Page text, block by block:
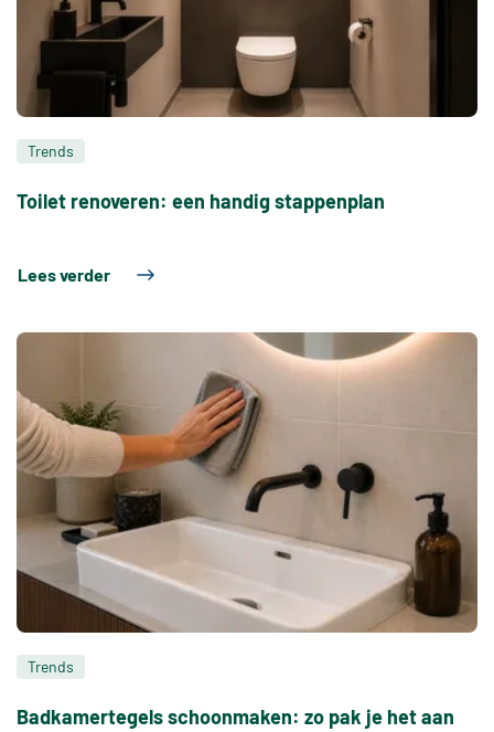
Trends
Toilet renoveren: een handig stappenplan
Lees verder
Trends
Badkamertegels schoonmaken: zo pak je het aan